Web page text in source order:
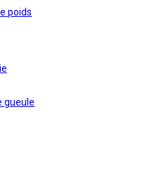
poids
gueule